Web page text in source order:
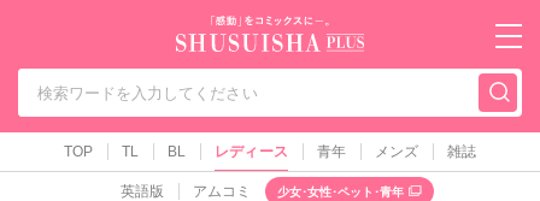
秋水社PLUS（テ
TOP TL BL レディース 青年 メンズ 雑誌
英語版 アムコミ 少女･女性･ペット･青年